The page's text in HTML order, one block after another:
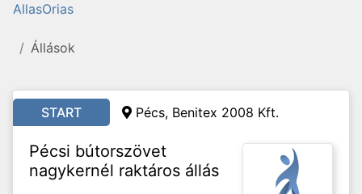
AllasOrias
Állások
START Pécs, Benitex 2008 Kft.
Pécsi bútorszövet
nagykernél raktáros állás